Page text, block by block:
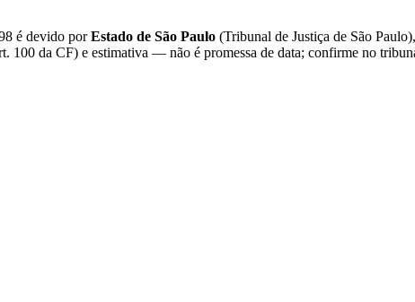
é devido porEstado de São Paulo (Tribunal de Justiça de São Paulo
100 da CF) e estimativa — não é promessa de data; confirme no